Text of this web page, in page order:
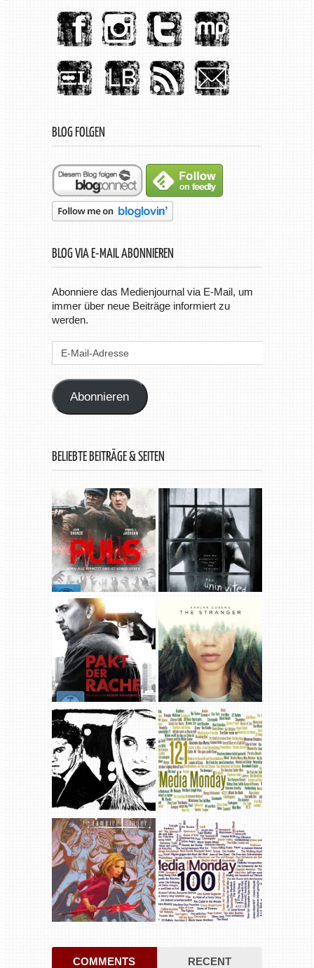
BLOG FOLGEN
BLOG VIA E-MAIL ABONNIEREN
Abonniere das Medienjournal via E-Mail, um
immer über neue Beiträge informiert zu
werden.
Mail-
Abonnieren
BELIEBTE BEITRÄGE & SEITEN
COMMENTS RECENT